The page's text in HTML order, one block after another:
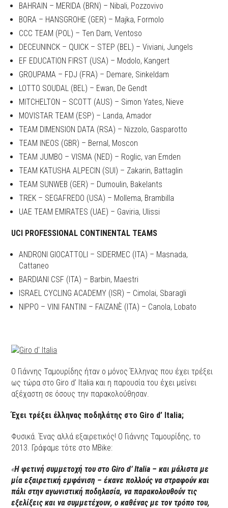
BAHRAIN – MERIDA (BRN) – Nibali, Pozzovivo
BORA – HANSGROHE (GER) – Majka, Formolo
CCC TEAM (POL) – Ten Dam, Ventoso
DECEUNINCK – QUICK – STEP (BEL) – Viviani, Jungels
EF EDUCATION FIRST (USA) – Modolo, Kangert
GROUPAMA – FDJ (FRA) – Demare, Sinkeldam
LOTTO SOUDAL (BEL) – Ewan, De Gendt
MITCHELTON – SCOTT (AUS) – Simon Yates, Nieve
MOVISTAR TEAM (ESP) – Landa, Amador
TEAM DIMENSION DATA (RSA) – Nizzolo, Gasparotto
TEAM INEOS (GBR) – Bernal, Moscon
TEAM JUMBO – VISMA (NED) – Roglic, van Emden
TEAM KATUSHA ALPECIN (SUI) – Zakarin, Battaglin
TEAM SUNWEB (GER) – Dumoulin, Bakelants
TREK – SEGAFREDO (USA) – Mollema, Brambilla
UAE TEAM EMIRATES (UAE) – Gaviria, Ulissi
UCI PROFESSIONAL CONTINENTAL TEAMS
ANDRONI GIOCATTOLI – SIDERMEC (ITA) – Masnada,
Cattaneo
BARDIANI CSF (ITA) – Barbin, Maestri
ISRAEL CYCLING ACADEMY (ISR) – Cimolai, Sbaragli
NIPPO – VINI FANTINI – FAIZANÈ (ITA) – Canola, Lobato
Ο Γιάννης Ταμουρίδης ήταν ο μόνος Έλληνας που έχει τρέξει
ως τώρα στο Giro d’ Italia και η παρουσία του έχει μείνει
αξέχαστη σε όσους την παρακολούθησαν.
Έχει τρέξει έλληνας ποδηλάτης στο Giro d’ Italia;
Φυσικά. Ένας αλλά εξαιρετικός! Ο Γιάννης Ταμουρίδης, το
2013. Γράφαμε τότε στο MBike:
«Η φετινή συμμετοχή του στο Giro d’ Italia – και μάλιστα με
μία εξαιρετική εμφάνιση – έκανε πολλούς να στραφούν και
πάλι στην αγωνιστική ποδηλασία, να παρακολουθούν τις
εξελίξεις και να συμμετέχουν, ο καθένας με τον τρόπο του,